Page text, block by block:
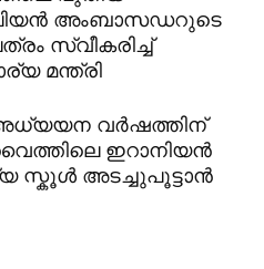
അംബാസഡറുടെ
സ്വീകരിച്ച്
മന്ത്രി
അധ്യയന വർഷത്തിന്
ഇറാനിയൻ
സ്കൂൾ അടച്ചുപൂട്ടാൻ